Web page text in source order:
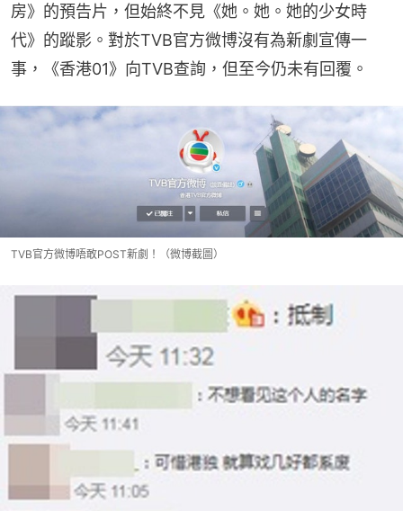
房》的預告片，但始終不見《她。她。她的少女時
代》的蹤影。對於TVB官方微博沒有為新劇宣傳一
事，《香港01》向TVB查詢，但至今仍未有回覆。
TVB官方微博唔敢POST新劇！（微博截圖）